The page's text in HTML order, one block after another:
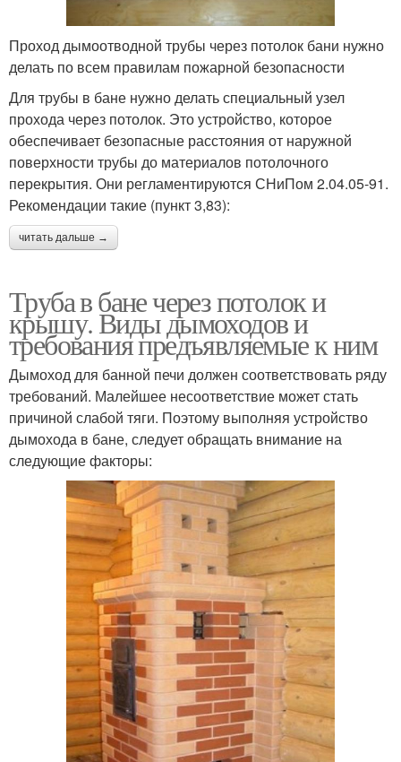
Проход дымоотводной трубы через потолок бани нужно
делать по всем правилам пожарной безопасности
Для трубы в бане нужно делать специальный узел
прохода через потолок. Это устройство, которое
обеспечивает безопасные расстояния от наружной
поверхности трубы до материалов потолочного
перекрытия. Они регламентируются СНиПом 2.04.05-91.
Рекомендации такие (пункт 3,83):
читать дальше →
Труба в бане через потолок и
крышу. Виды дымоходов и
требования предъявляемые к ним
Дымоход для банной печи должен соответствовать ряду
требований. Малейшее несоответствие может стать
причиной слабой тяги. Поэтому выполняя устройство
дымохода в бане, следует обращать внимание на
следующие факторы: